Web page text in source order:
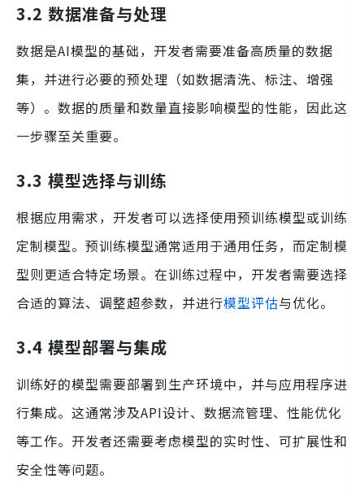
3.2 数据准备与处理
数据是AI模型的基础，开发者需要准备高质量的数据
集，并进行必要的预处理（如数据清洗、标注、增强
等）。数据的质量和数量直接影响模型的性能，因此这
一步骤至关重要。
3.3 模型选择与训练
根据应用需求，开发者可以选择使用预训练模型或训练
定制模型。预训练模型通常适用于通用任务，而定制模
型则更适合特定场景。在训练过程中，开发者需要选择
合适的算法、调整超参数，并进行模型评估与优化。
3.4 模型部署与集成
训练好的模型需要部署到生产环境中，并与应用程序进
行集成。这通常涉及API设计、数据流管理、性能优化
等工作。开发者还需要考虑模型的实时性、可扩展性和
安全性等问题。